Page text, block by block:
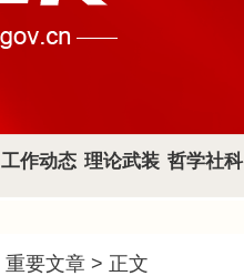
工作动态 理论武装 哲学社科
重要文章 > 正文